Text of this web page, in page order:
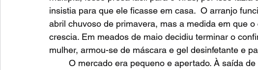
insistia para que ele ficasse em casa.  O arranjo
abril chuvoso de primavera, mas a medida em que
crescia. Em meados de maio decidiu terminar o
mulher, armou-se de máscara e gel desinfetante e